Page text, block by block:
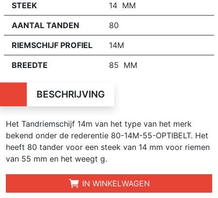
STEEK 14 MM
AANTAL TANDEN 80
RIEMSCHIJF PROFIEL 14M
BREEDTE 85 MM
BESCHRIJVING
Het Tandriemschijf 14m van het type van het merk
bekend onder de rederentie 80-14M-55-OPTIBELT. Het
heeft 80 tander voor een steek van 14 mm voor riemen
van 55 mm en het weegt g.
IN WINKELWAGEN